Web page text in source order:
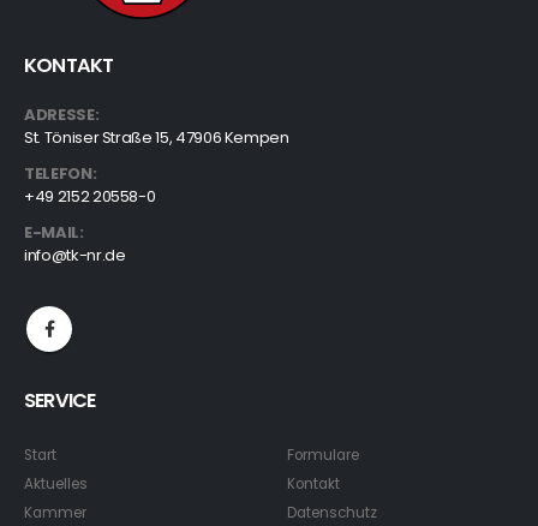
KONTAKT
ADRESSE:
St. Töniser Straße 15, 47906 Kempen
TELEFON:
+49 2152 20558-0
E-MAIL:
info@tk-nr.de
SERVICE
Start
Aktuelles
Kammer
Formulare
Kontakt
Datenschutz